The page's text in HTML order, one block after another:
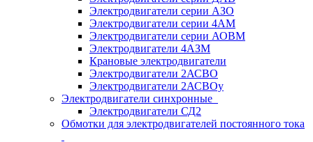
Электродвигатели серии АЗО
Электродвигатели серии 4АМ
Электродвигатели серии АОВМ
Электродвигатели 4АЗМ
Крановые электродвигатели
Электродвигатели 2АСВО
Электродвигатели 2АСВОу
Электродвигатели синхронные
Электродвигатели СД2
Обмотки для электродвигателей постоянного тока